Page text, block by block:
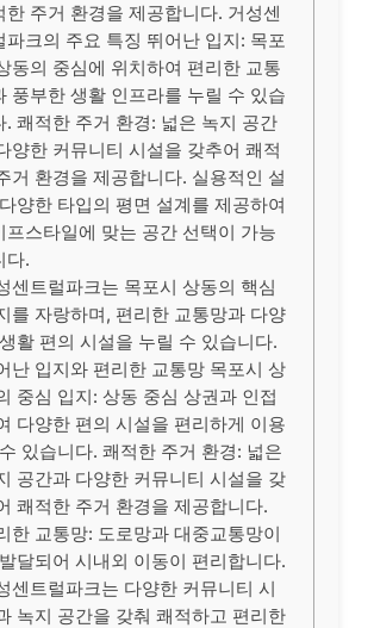
한 주거 환경을 제공합니다. 거성센
파크의 주요 특징 뛰어난 입지: 목포
동의 중심에 위치하여 편리한 교통
풍부한 생활 인프라를 누릴 수 있습
. 쾌적한 주거 환경: 넓은 녹지 공간
양한 커뮤니티 시설을 갖추어 쾌적
거 환경을 제공합니다. 실용적인 설
양한 타입의 평면 설계를 제공하여
프스타일에 맞는 공간 선택이 가능
다.
센트럴파크는 목포시 상동의 핵심
를 자랑하며, 편리한 교통망과 다양
활 편의 시설을 누릴 수 있습니다.
난 입지와 편리한 교통망 목포시 상
중심 입지: 상동 중심 상권과 인접
다양한 편의 시설을 편리하게 이용
있습니다. 쾌적한 주거 환경: 넓은
공간과 다양한 커뮤니티 시설을 갖
쾌적한 주거 환경을 제공합니다.
한 교통망: 도로망과 대중교통망이
달되어 시내외 이동이 편리합니다.
센트럴파크는 다양한 커뮤니티 시
녹지 공간을 갖춰 쾌적하고 편리한